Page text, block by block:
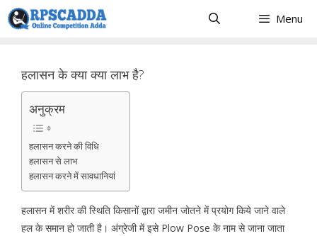
Skip
to
Menu
हलासन के क्या क्या लाभ है?
अनुक्रम
हलासन करने की विधि
हलासन से लाभ
हलासन करने में सावधानियां
हलासन में शरीर की स्थिति किसानों द्वारा जमीन जोतने में प्रयोग किये जाने वाले
हल के समान हो जाती है। अंग्रेजी में इसे Plow Pose के नाम से जाना जाता